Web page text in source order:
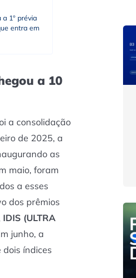
1º prévia
entra em
a 10
a consolidação
de 2025, a
as
maio, foram
a esses
dos prêmios
IDIS (ULTRA
junho, a
índices